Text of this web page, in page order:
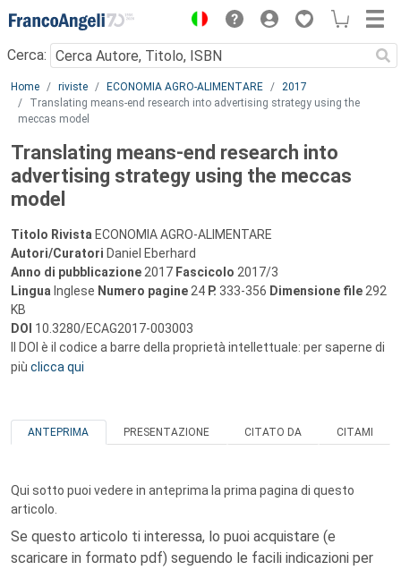
Menu
Cerca:
Main content
Home riviste ECONOMIA AGRO-ALIMENTARE
2017
Translating means-end research into advertising strategy using the
meccas model
Translating means-end research into
advertising strategy using the meccas
model
Titolo Rivista ECONOMIA AGRO-ALIMENTARE
Autori/Curatori Daniel Eberhard
Anno di pubblicazione 2017 Fascicolo 2017/3
Lingua Inglese Numero pagine 24 P. 333-356 Dimensione file 292
KB
DOI 10.3280/ECAG2017-003003
Il DOI è il codice a barre della proprietà intellettuale: per saperne di
più clicca qui
ANTEPRIMA PRESENTAZIONE CITATO DA CITAMI
Qui sotto puoi vedere in anteprima la prima pagina di questo
articolo.
Se questo articolo ti interessa, lo puoi acquistare (e
scaricare in formato pdf) seguendo le facili indicazioni per